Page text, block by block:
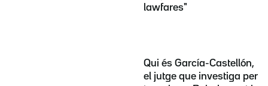
lawfares"
Qui és García-Castellón,
el jutge que investiga per